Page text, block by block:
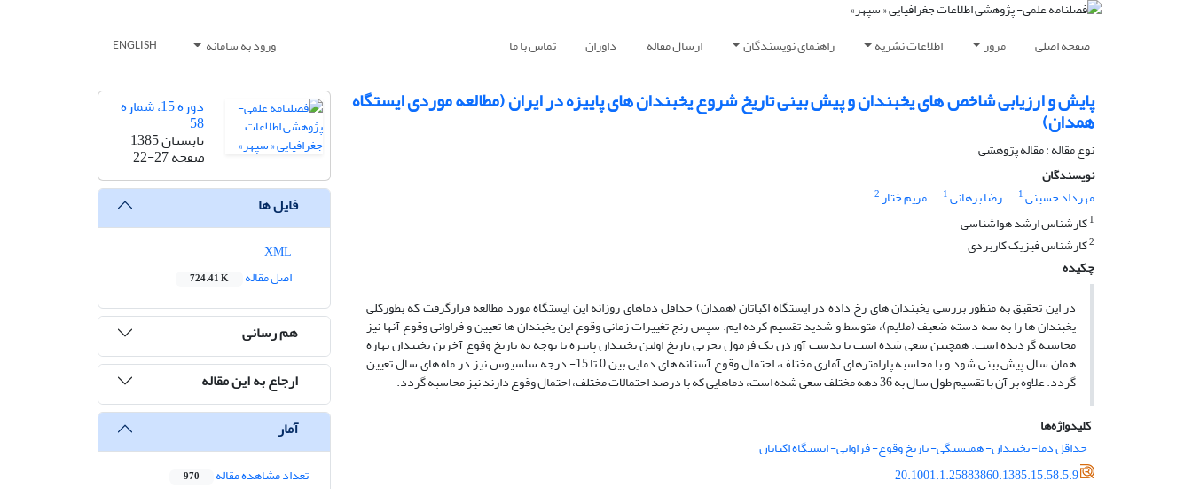
صفحه اصلی مرور اطلاعات نشریه راهنمای نویسندگان ارسال مقاله داوران تماس با ما ورود به سامانه ENGLISH
پایش و ارزیابى شاخص هاى یخبندان و پیش بینى تاریخ شروع یخبندان هاى پاییزه در ایران (مطالعه موردى ایستگاه
همدان)
نوع مقاله : مقاله پژوهشی
نویسندگان
مهرداد حسینی1 رضا برهانی1 مریم ختار2
1کارشناس ارشد هواشناسى
2کارشناس فیزیک کاربردى
چکیده
در این تحقیق به منظور بررسى یخبندان ‏هاى رخ داده در ایستگاه اکباتان (همدان) حداقل دماهاى روزانه این ایستگاه مورد مطالعه قرارگرفت که بطورکلى
یخبندان ها را به سه دسته ضعیف (ملایم)، متوسط و شدید تقسیم کرده‏ ایم. سپس رنج تغییرات زمانى وقوع این یخبندان ها تعیین و فراوانى وقوع آنها نیز
محاسبه گردیده است. همچنین سعى شده است با بدست آوردن یک فرمول تجربى تاریخ اولین یخبندان پاییزه با توجه به تاریخ وقوع آخرین یخبندان بهاره
همان سال پیش بینى شود و با محاسبه پارامترهاى آمارى مختلف، احتمال وقوع آستانه ‏هاى دمایى بین 0 تا 15- درجه سلسیوس نیز در ماه هاى سال تعیین
گردد. علاوه بر آن با تقسیم طول سال به 36 دهه مختلف سعى شده است، دماهایى که با درصد احتمالات مختلف، احتمال وقوع دارند نیز محاسبه گردد.
کلیدواژه‌ها
حداقل دما- یخبندان- همبستگى- تاریخ وقوع- فراوانى- ایستگاه اکباتان
20.1001.1.25883860.1385.15.58.5.9
دوره 15، شماره
58
تابستان 1385
صفحه22-27
فایل ها
اصل مقاله
724.41 K
هم رسانی
ارجاع به این مقاله
آمار
تعداد مشاهده مقاله 970